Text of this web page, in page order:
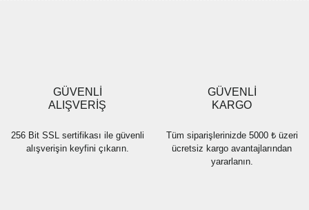
Ürün fiyatı diğer sitelerden daha pahalı.
Bu ürüne benzer farklı alternatifler olmalı.
GÜVENLİ
ALIŞVERİŞ
256 Bit SSL sertifikası ile güvenli
alışverişin keyfini çıkarın.
GÜVENLİ
KARGO
Tüm siparişlerinizde 5000 ₺ üzeri
ücretsiz kargo avantajlarından
yararlanın.